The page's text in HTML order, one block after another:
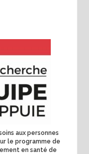
aux personnes
le programme de
en santé de